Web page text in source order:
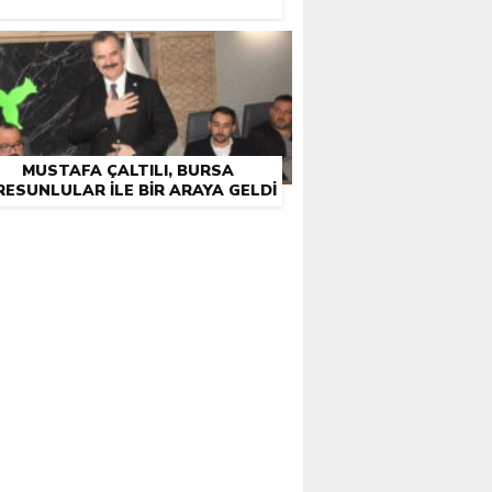
MUSTAFA ÇALTILI, BURSA
İLE BIR ARAYA GELDI